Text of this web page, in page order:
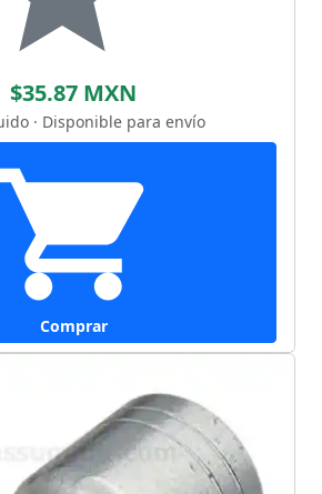
$35.87 MXN
· Disponible para envío
Comprar